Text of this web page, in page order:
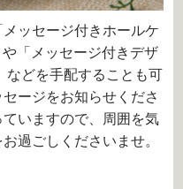
ッセージ付きホールケ
「メッセージ付きデザ
などを手配することも可
ージをお知らせくださ
いますので、周囲を気
過ごしくださいませ。